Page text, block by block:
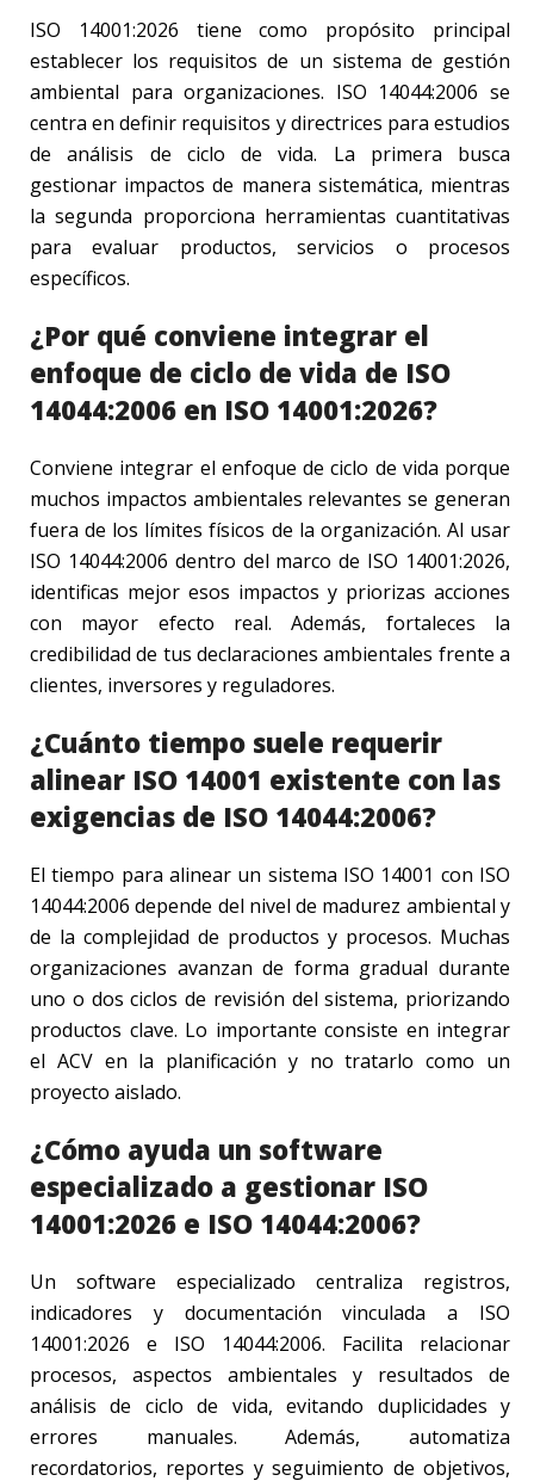
ISO 14001:2026 tiene como propósito principal
establecer los requisitos de un sistema de gestión
ambiental para organizaciones. ISO 14044:2006 se
centra en definir requisitos y directrices para estudios
de análisis de ciclo de vida. La primera busca
gestionar impactos de manera sistemática, mientras
la segunda proporciona herramientas cuantitativas
para evaluar productos, servicios o procesos
específicos.
¿Por qué conviene integrar el
enfoque de ciclo de vida de ISO
14044:2006 en ISO 14001:2026?
Conviene integrar el enfoque de ciclo de vida porque
muchos impactos ambientales relevantes se generan
fuera de los límites físicos de la organización. Al usar
ISO 14044:2006 dentro del marco de ISO 14001:2026,
identificas mejor esos impactos y priorizas acciones
con mayor efecto real. Además, fortaleces la
credibilidad de tus declaraciones ambientales frente a
clientes, inversores y reguladores.
¿Cuánto tiempo suele requerir
alinear ISO 14001 existente con las
exigencias de ISO 14044:2006?
El tiempo para alinear un sistema ISO 14001 con ISO
14044:2006 depende del nivel de madurez ambiental y
de la complejidad de productos y procesos. Muchas
organizaciones avanzan de forma gradual durante
uno o dos ciclos de revisión del sistema, priorizando
productos clave. Lo importante consiste en integrar
el ACV en la planificación y no tratarlo como un
proyecto aislado.
¿Cómo ayuda un software
especializado a gestionar ISO
14001:2026 e ISO 14044:2006?
Un software especializado centraliza registros,
indicadores y documentación vinculada a ISO
14001:2026 e ISO 14044:2006. Facilita relacionar
procesos, aspectos ambientales y resultados de
análisis de ciclo de vida, evitando duplicidades y
errores manuales. Además, automatiza
recordatorios, reportes y seguimiento de objetivos,